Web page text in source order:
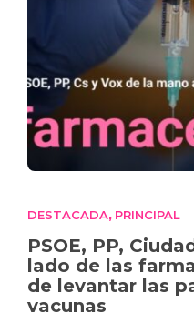
DESTACADA, PRINCIPAL
PSOE, PP,
lado de las
de levantar las
vacunas